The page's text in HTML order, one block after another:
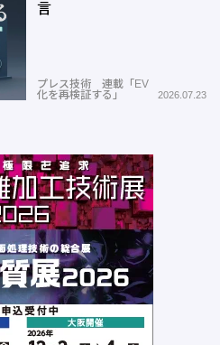
言
プレス技術 連載「EV
化を再検証する」
2026.07.23